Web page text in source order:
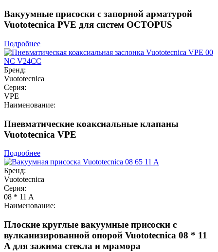
Вакуумные присоски с запорной арматурой
Vuototecnica PVE для систем OCTOPUS
Подробнее
Бренд:
Vuototecnica
Серия:
VPE
Наименование:
Пневматические коаксиальные клапаны
Vuototecnica VPE
Подробнее
Бренд:
Vuototecnica
Серия:
08 * 11 A
Наименование:
Плоские круглые вакуумные присоски с
вулканизированной опорой Vuototecnica 08 * 11
A для зажима стекла и мрамора